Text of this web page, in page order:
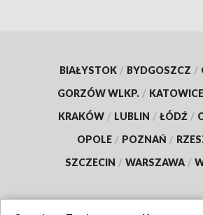
BIAŁYSTOK / BYDGOSZCZ /
GORZÓW WLKP. / KATOWICE
KRAKÓW / LUBLIN / ŁÓDŹ /
OPOLE / POZNAŃ /
SZCZECIN / WARSZAWA /